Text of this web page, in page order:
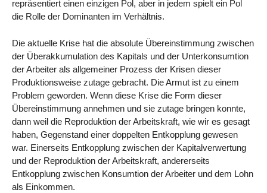
repräsentiert einen einzigen Pol, aber in jedem spielt ein Pol
die Rolle der Dominanten im Verhältnis.
Die aktuelle Krise hat die absolute Übereinstimmung zwischen
der Überakkumulation des Kapitals und der Unterkonsumtion
der Arbeiter als allgemeiner Prozess der Krisen dieser
Produktionsweise zutage gebracht. Die Armut ist zu einem
Problem geworden. Wenn diese Krise die Form dieser
Übereinstimmung annehmen und sie zutage bringen konnte,
dann weil die Reproduktion der Arbeitskraft, wie wir es gesagt
haben, Gegenstand einer doppelten Entkopplung gewesen
war. Einerseits Entkopplung zwischen der Kapitalverwertung
und der Reproduktion der Arbeitskraft, andererseits
Entkopplung zwischen Konsumtion der Arbeiter und dem Lohn
als Einkommen.